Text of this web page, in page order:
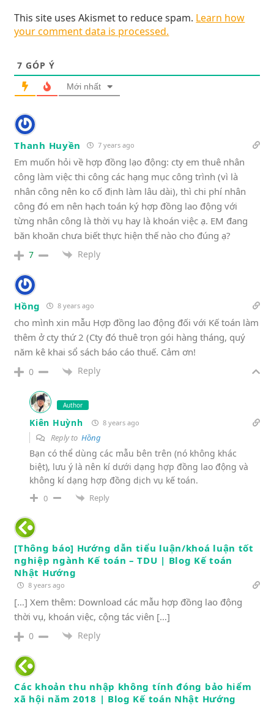
This site uses Akismet to reduce spam. Learn how
your comment data is processed.
7 GÓP Ý
Mới nhất
Thanh Huyền 7 years ago
Em muốn hỏi về hợp đồng lạo động: cty em thuê nhân
công làm việc thi công các hạng mục công trình (vì là
nhân công nên ko cố định làm lâu dài), thì chi phí nhân
công đó em nên hạch toán ký hợp đồng lao động với
từng nhân công là thời vụ hay là khoán việc ạ. EM đang
băn khoăn chưa biết thực hiện thế nào cho đúng ạ?
7 Reply
Hồng 8 years ago
cho mình xin mẫu Hợp đồng lao động đối với Kế toán làm
thêm ở cty thứ 2 (Cty đó thuê trọn gói hàng tháng, quý
năm kê khai sổ sách báo cáo thuế. Cảm ơn!
0 Reply
Author
Kiên Huỳnh 8 years ago
Reply toHồng
Bạn có thể dùng các mẫu bên trên (nó không khác
biệt), lưu ý là nên kí dưới dạng hợp đồng lao động và
không kí dạng hợp đồng dịch vụ kế toán.
0 Reply
[Thông báo] Hướng dẫn tiểu luận/khoá luận tốt
nghiệp ngành Kế toán – TDU | Blog Kế toán
Nhật Hướng
8 years ago
[…] Xem thêm: Download các mẫu hợp đồng lao động
thời vụ, khoán việc, cộng tác viên […]
0 Reply
Các khoản thu nhập không tính đóng bảo hiểm
xã hội năm 2018 | Blog Kế toán Nhật Hướng